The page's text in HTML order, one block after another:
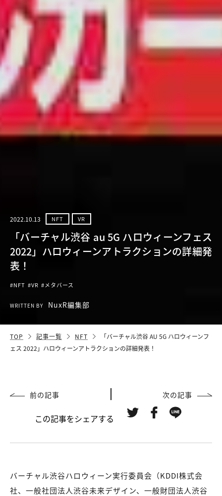
2022.10.13 NFT VR
「バーチャル渋谷 au 5G ハロウィーンフェス
2022」ハロウィーンアトラクションの詳細発
表！
#NFT #VR #メタバース
WRITTEN BY NuxR編集部
TOP 記事一覧 NFT
「バーチャル渋谷 AU 5G ハロウィーンフ
ェス 2022」ハロウィーンアトラクションの詳細発表！
前の記事 次の記事
この記事をシェアする
バーチャル渋谷ハロウィーン実行委員会（KDDI株式会
社、一般社団法人渋谷未来デザイン、一般財団法人渋谷